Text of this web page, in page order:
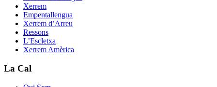
Xerrem
Empentallengua
Xerrem d’Arreu
Ressons
L’Escletxa
Xerrem Amèrica
La Cal